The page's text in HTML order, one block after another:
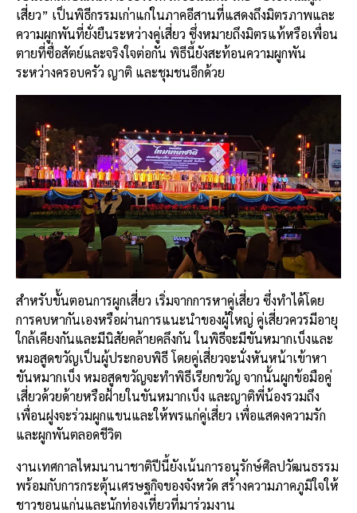
เสี่ยว” เป็นพิธีกรรมเก่าแก่ในภาคอีสานที่แสดงถึงมิตรภาพและ
ความผูกพันที่ยั่งยืนระหว่างคู่เสี่ยว ซึ่งหมายถึงมิตรแท้หรือเพื่อน
ตายที่ซื่อสัตย์และจริงใจต่อกัน พิธีนี้ยังสะท้อนความผูกพัน
ระหว่างครอบครัว ญาติ และชุมชนอีกด้วย
สำหรับขั้นตอนการผูกเสี่ยว เริ่มจากการหาคู่เสี่ยว ซึ่งทำได้โดย
การคบหากันเองหรือผ่านการแนะนำของผู้ใหญ่ คู่เสี่ยวควรมีอายุ
ใกล้เคียงกันและมีนิสัยคล้ายคลึงกัน ในพิธีจะมีขันหมากเบ็งและ
หมอสูดขวัญเป็นผู้ประกอบพิธี โดยคู่เสี่ยวจะนั่งหันหน้าเข้าหา
ขันหมากเบ็ง หมอสูดขวัญจะทำพิธีเรียกขวัญ จากนั้นผูกข้อมือคู่
เสี่ยวด้วยด้ายหรือฝ้ายในขันหมากเบ็ง และญาติพี่น้องรวมถึง
เพื่อนฝูงจะร่วมผูกแขนและให้พรแก่คู่เสี่ยว เพื่อแสดงความรัก
และผูกพันตลอดชีวิต
งานเทศกาลไหมนานาชาติปีนี้ยังเน้นการอนุรักษ์ศิลปวัฒนธรรม
พร้อมกับการกระตุ้นเศรษฐกิจของจังหวัด สร้างความภาคภูมิใจให้
ชาวขอนแก่นและนักท่องเที่ยวที่มาร่วมงาน